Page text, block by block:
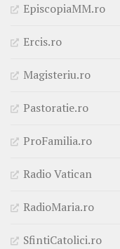
EpiscopiaMM.ro
Ercis.ro
Magisteriu.ro
Pastoratie.ro
ProFamilia.ro
Radio Vatican
RadioMaria.ro
SfintiCatolici.ro